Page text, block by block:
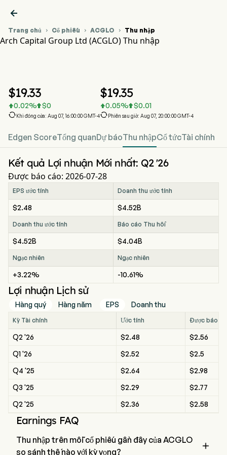

Trang chủ  Cổ phiếu  ACGLO  Thu nhập
Arch Capital Group Ltd (ACGLO) Thu nhập
$19.33
0.02% $0
Khi đóng cửa: Aug 07, 16:00:00 GMT-4
$19.35
0.05% $0.01
Phiên sau giờ: Aug 07, 20:00:00 GMT-4
Edgen ScoreTổng quanDự báoThu nhậpCổ tứcTài chính
Kết quả Lợi nhuận Mới nhất: Q2 '26
Được báo cáo: 2026-07-28
EPS ước tính Doanh thu ước tính
$2.48 $4.52B
Doanh thu ước tính Báo cáo Thu hồi
$4.52B $4.04B
Ngạc nhiên Ngạc nhiên
+3.22% -10.61%
Lợi nhuận Lịch sử
Hàng quý Hàng năm EPS Doanh thu
Kỳ Tài chính Ước tính Được báo
Q2 '26 $2.48
$2.56
Q1 '26
$2.52
$2.5
Q4 '25
$2.64
$2.98
Q3 '25
$2.29
$2.77
Q2 '25
$2.36 $2.58
Earnings FAQ
Thu nhập trên mỗi cổ phiếu gần đây của ACGLO
so sánh thế nào với kỳ vọng?
